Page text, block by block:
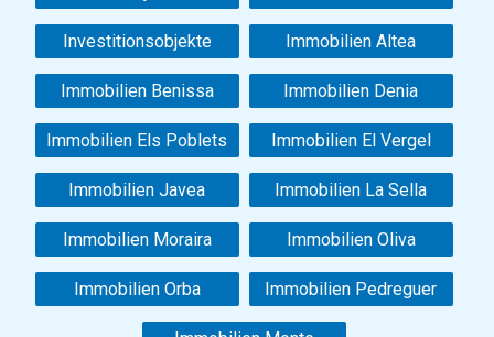
Investitionsobjekte Immobilien Altea
Immobilien Benissa Immobilien Denia
Immobilien Els Poblets Immobilien El Vergel
Immobilien Javea Immobilien La Sella
Immobilien Moraira Immobilien Oliva
Immobilien Orba Immobilien Pedreguer